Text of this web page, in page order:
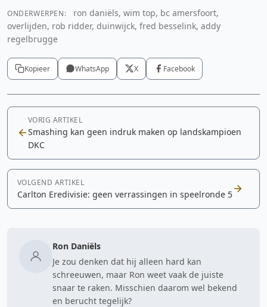
ONDERWERPEN:
ron daniëls, wim top, bc amersfoort,
overlijden, rob ridder, duinwijck, fred besselink, addy
regelbrugge
Kopieer WhatsApp X Facebook
VORIG ARTIKEL
Smashing kan geen indruk maken op landskampioen
DKC
VOLGEND ARTIKEL
Carlton Eredivisie: geen verrassingen in speelronde 5
Ron Daniëls
Je zou denken dat hij alleen hard kan
schreeuwen, maar Ron weet vaak de juiste
snaar te raken. Misschien daarom wel bekend
en berucht tegelijk?